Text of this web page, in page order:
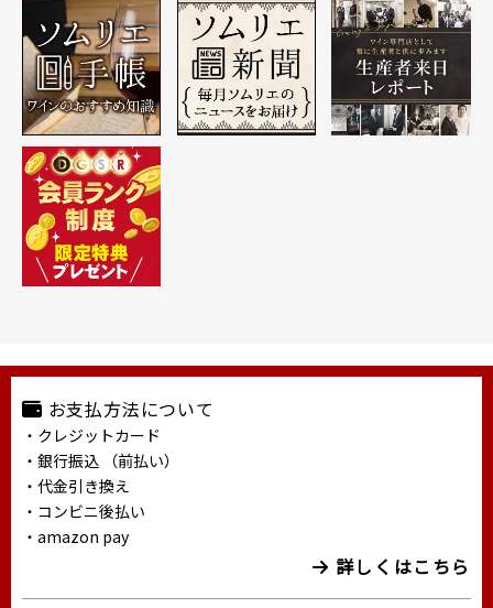
お支払方法について
・クレジットカード
・銀行振込 （前払い）
・代金引き換え
・コンビニ後払い
・amazon pay
詳しくはこちら